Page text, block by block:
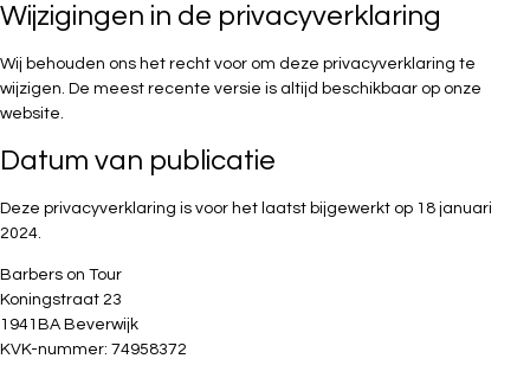
Wijzigingen in de privacyverklaring
Wij behouden ons het recht voor om deze privacyverklaring te
wijzigen. De meest recente versie is altijd beschikbaar op onze
website.
Datum van publicatie
Deze privacyverklaring is voor het laatst bijgewerkt op 18 januari
2024.
Barbers on Tour
Koningstraat 23
1941BA Beverwijk
KVK-nummer: 74958372